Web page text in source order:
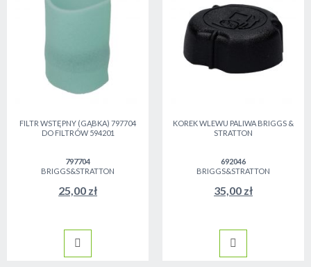
FILTR WSTĘPNY (GĄBKA) 797704
DO FILTRÓW 594201
797704
BRIGGS&STRATTON
25,00 zł
KOREK WLEWU PALIWA BRIGGS &
STRATTON
692046
BRIGGS&STRATTON
35,00 zł